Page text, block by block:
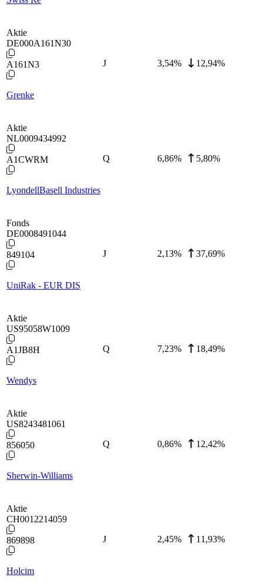
Aktie
DE000A161N30
A161N3
Grenke
J 3,54% 12,94%
Aktie
NL0009434992
A1CWRM
LyondellBasell Industries
Q 6,86% 5,80%
Fonds
DE0008491044
849104
UniRak - EUR DIS
J 2,13% 37,69%
Aktie
US95058W1009
A1JB8H
Wendys
Q 7,23% 18,49%
Aktie
US8243481061
856050
Sherwin-Williams
Q 0,86% 12,42%
Aktie
CH0012214059
869898
Holcim
J 2,45% 11,93%